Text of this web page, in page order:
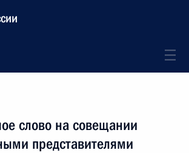
слово на совещании
представителями